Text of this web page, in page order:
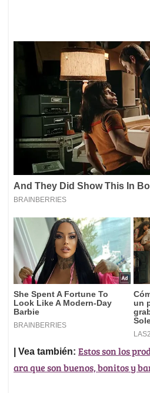
| Vea también: Estos son los
ara que son buenos, bonitos y